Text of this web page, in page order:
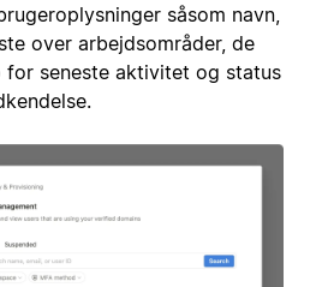
såsom navn,
over arbejdsområder, de
for seneste aktivitet og status